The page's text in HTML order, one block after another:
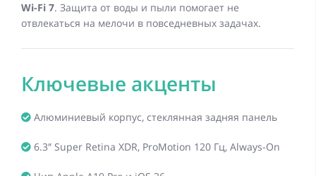
Wi-Fi 7. Защита от воды и пыли помогает не
отвлекаться на мелочи в повседневных задачах.
Ключевые акценты
Алюминиевый корпус, стеклянная задняя панель
6.3″ Super Retina XDR, ProMotion 120 Гц, Always-On